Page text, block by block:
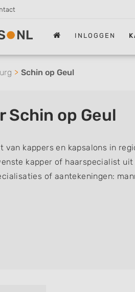
INLOGGEN
Schin op Geul
Schin op Geul
van kappers en kapsalons in
kapper of haarspecialist
of aantekeningen:
kinderkapper,